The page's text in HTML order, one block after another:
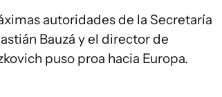
autoridades de la Secretaría
Bauzá y el director de
puso proa hacia Europa.